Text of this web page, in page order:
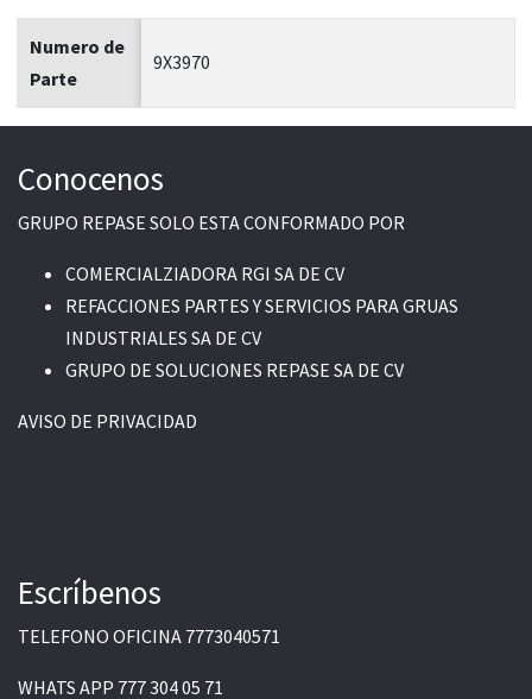
Numero de
Parte
9X3970
Conocenos
GRUPO REPASE SOLO ESTA CONFORMADO POR
COMERCIALZIADORA RGI SA DE CV
REFACCIONES PARTES Y SERVICIOS PARA GRUAS
INDUSTRIALES SA DE CV
GRUPO DE SOLUCIONES REPASE SA DE CV
AVISO DE PRIVACIDAD
Escríbenos
TELEFONO OFICINA 7773040571
WHATS APP 777 304 05 71